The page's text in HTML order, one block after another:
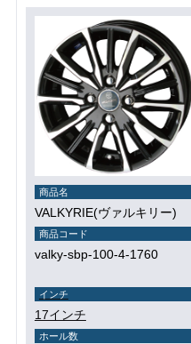
商品名
VALKYRIE(ヴァルキリー)
商品コード
valky-sbp-100-4-1760
インチ
17インチ
ホール数